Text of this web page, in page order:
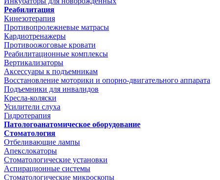
Реабилитация
Кинезотерапия
Противопролежневые матрасы
Кардиотренажеры
Противоожоговые кровати
Реабилитационные комплексы
Вертикализаторы
Аксессуары к подъемникам
Восстановление моторики и опорно-двигательного аппарата
Подъемники для инвалидов
Кресла-коляски
Усилители слуха
Гидротерапия
Патологоанатомическое оборудование
Стоматология
Отбеливающие лампы
Апекслокаторы
Стоматологические установки
Аспирационные системы
Стоматологические микроскопы